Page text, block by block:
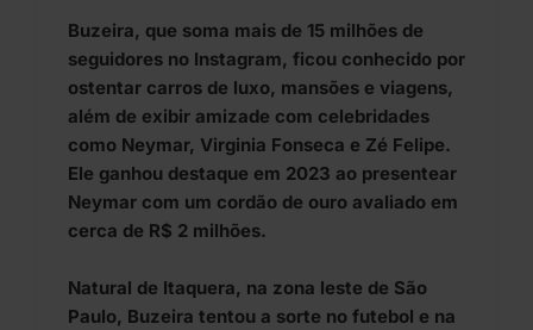
Buzeira, que soma mais de 15 milhões de
seguidores no Instagram, ficou conhecido por
ostentar carros de luxo, mansões e viagens,
além de exibir amizade com celebridades
como Neymar, Virginia Fonseca e Zé Felipe.
Ele ganhou destaque em 2023 ao presentear
Neymar com um cordão de ouro avaliado em
cerca de R$ 2 milhões.
Natural de Itaquera, na zona leste de São
Paulo, Buzeira tentou a sorte no futebol e na